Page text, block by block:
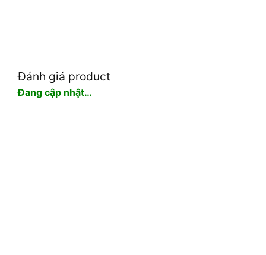
Đánh giá product
Đang cập nhật…